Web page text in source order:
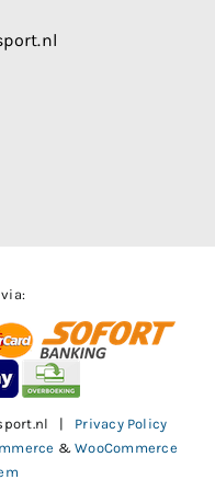
| Privacy Policy
&WooCommerce